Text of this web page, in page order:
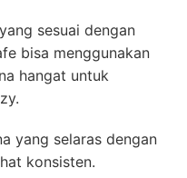
sesuai dengan
bisa menggunakan
hangat untuk
yang selaras dengan
konsisten.